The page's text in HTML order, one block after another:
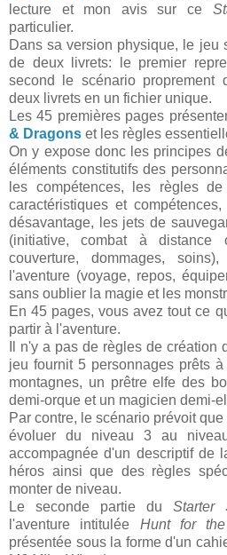
lecture et mon avis sur ce
particulier.
Dans sa version physique, le jeu
de deux livrets: le premier
second le scénario proprement
deux livrets en un fichier unique.
Les 45 premières pages
& Dragons et les règles
On y expose donc les principes
éléments constitutifs des
les compétences, les règles
caractéristiques et
désavantage, les jets de
(initiative, combat à distance
couverture, dommages,
l'aventure (voyage, repos,
sans oublier la magie et les
En 45 pages, vous avez tout ce
partir à l'aventure.
Il n'y a pas de règles de
jeu fournit 5 personnages prêts
montagnes, un prêtre elfe des
demi-orque et un magicien demi-
Par contre, le scénario prévoit
évoluer du niveau 3 au
accompagnée d'un descriptif de
héros ainsi que des règles
monter de niveau.
Le seconde partie du Starter
l'aventure intitulée Hunt for the
présentée sous la forme d'un